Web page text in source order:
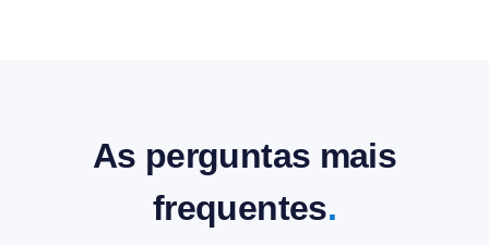
As perguntas mais
frequentes.